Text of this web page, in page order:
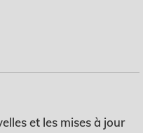
et les mises à jour